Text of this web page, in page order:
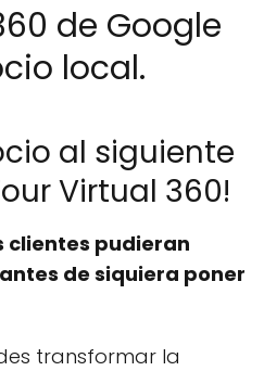
de Google
local.
al siguiente
Virtual 360!
clientes pudieran
de siquiera poner
transformar la